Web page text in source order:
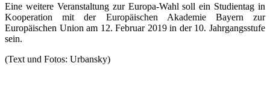
Eine weitere Veranstaltung zur Europa-Wahl soll ein Studientag in
Kooperation mit der Europäischen Akademie Bayern zur
Europäischen Union am 12. Februar 2019 in der 10. Jahrgangsstufe
sein.
(Text und Fotos: Urbansky)